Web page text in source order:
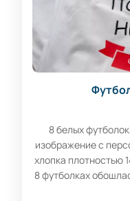
8 белых
изображение с
хлопка плотностью
8 футболках